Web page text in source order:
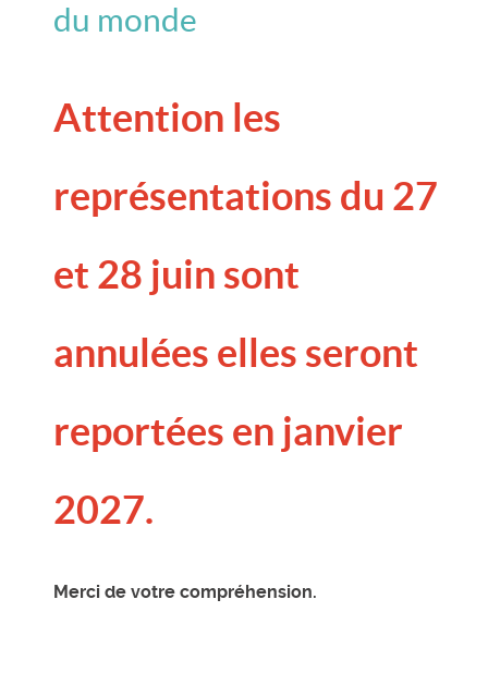
du monde
Attention les
représentations du 27
et 28 juin sont
annulées elles seront
reportées en janvier
2027.
Merci de votre compréhension.